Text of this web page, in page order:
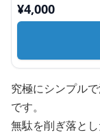
¥4,000
究極にシンプル
です。
無駄を削ぎ落と